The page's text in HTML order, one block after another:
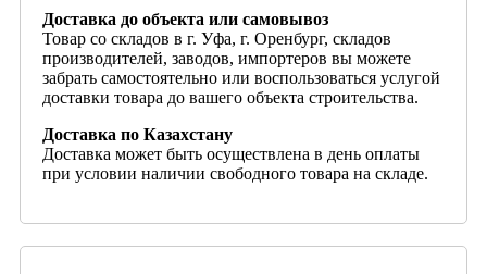
Доставка до объекта или самовывоз
Товар со складов в г. Уфа, г. Оренбург, складов
производителей, заводов, импортеров вы можете
забрать самостоятельно или воспользоваться услугой
доставки товара до вашего объекта строительства.
Доставка по Казахстану
Доставка может быть осуществлена в день оплаты
при условии наличии свободного товара на складе.